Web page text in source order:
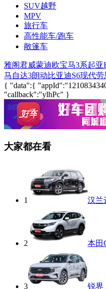
SUV越野
MPV
旅行车
高性能车/跑车
敞篷车
雅阁君威蒙迪欧宝马3系起亚
马自达3朗动比亚迪S6现代劳
{ "data":{
"callback":"ylhPc" }
大家都在看
1 汉兰
2 本田
3 锐界